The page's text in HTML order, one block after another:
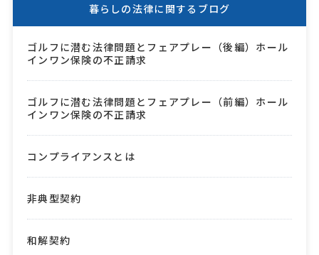
暮らしの法律に関するブログ
ゴルフに潜む法律問題とフェアプレー（後編）ホール
インワン保険の不正請求
ゴルフに潜む法律問題とフェアプレー（前編）ホール
インワン保険の不正請求
コンプライアンスとは
非典型契約
和解契約